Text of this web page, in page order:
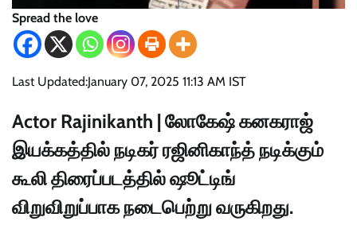
Spread the love
Last Updated:January 07, 2025 11:13 AM IST
Actor Rajinikanth | லோகேஷ் கனகராஜ்
இயக்கத்தில் நடிகர் ரஜினிகாந்த் நடிக்கும்
கூலி திரைப்படத்தில் ஷூட்டிங்
விறுவிறுப்பாக நடைபெற்று வருகிறது.